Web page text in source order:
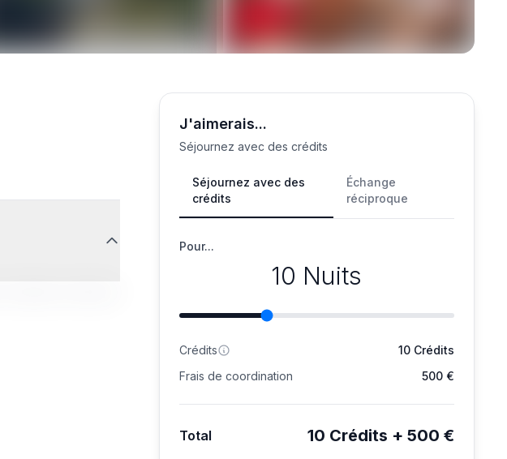
J'aimerais...
Séjournez avec des crédits
Séjournez avec des
crédits
Échange
réciproque
Pour...
10 Nuits
Crédits
10 Crédits
Frais de coordination
500 €
Total 10 Crédits + 500 €